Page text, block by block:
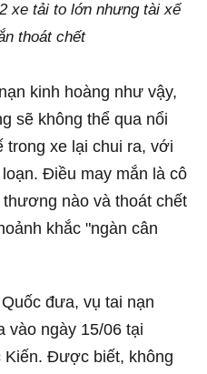
xe tải to lớn nhưng tài xế
thoát chết
kinh hoàng như vậy,
sẽ không thể qua nổi
xe lại chui ra, với
Điều may mắn là cô
nào và thoát chết
khắc "ngàn cân
đưa, vụ tai nạn
vào ngày 15/06 tại
Kiến. Được biết, không